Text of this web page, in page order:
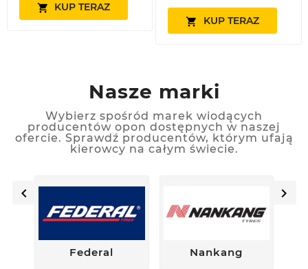
 KUP TERAZ
 KUP TERAZ
Nasze marki
Wybierz spośród marek wiodących
producentów opon dostępnych w naszej
ofercie. Sprawdź producentów, którym ufają
kierowcy na całym świecie.
Federal Nankang
 